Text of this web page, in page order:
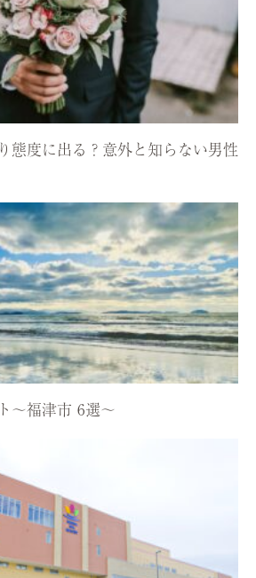
態度に出る？意外と知らない男性
〜福津市 6選〜